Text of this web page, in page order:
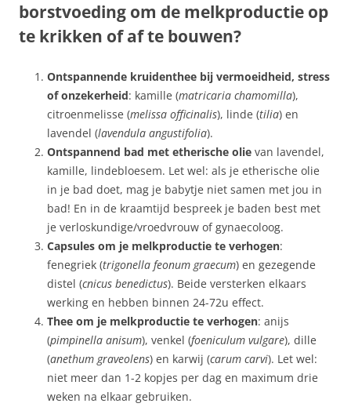
borstvoeding om de melkproductie op
te krikken of af te bouwen?
Ontspannende kruidenthee bij vermoeidheid, stress
of onzekerheid: kamille (matricaria chamomilla),
citroenmelisse (melissa officinalis), linde (tilia) en
lavendel (lavendula angustifolia).
Ontspannend bad met etherische olie van lavendel,
kamille, lindebloesem. Let wel: als je etherische olie
in je bad doet, mag je babytje niet samen met jou in
bad! En in de kraamtijd bespreek je baden best met
je verloskundige/vroedvrouw of gynaecoloog.
Capsules om je melkproductie te verhogen:
fenegriek (trigonella feonum graecum) en gezegende
distel (cnicus benedictus). Beide versterken elkaars
werking en hebben binnen 24-72u effect.
Thee om je melkproductie te verhogen: anijs
(pimpinella anisum), venkel (foeniculum vulgare), dille
(anethum graveolens) en karwij (carum carvi). Let wel:
niet meer dan 1-2 kopjes per dag en maximum drie
weken na elkaar gebruiken.